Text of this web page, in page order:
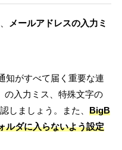
メールアドレスの入力ミ
知がすべて届く重要な連
の入力ミス、特殊文字の
しましょう。また、 BigB
ルダに入らないよう設定